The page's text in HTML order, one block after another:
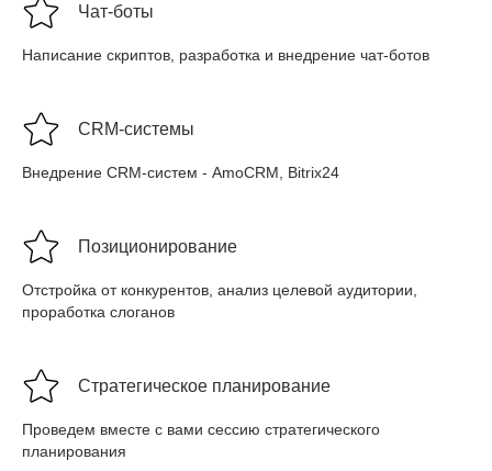
Чат-боты
Написание скриптов, разработка и внедрение чат-ботов
CRM-системы
Внедрение CRM-систем - AmoCRM, Bitrix24
Позиционирование
Отстройка от конкурентов, анализ целевой аудитории,
проработка слоганов
Стратегическое планирование
Проведем вместе с вами сессию стратегического
планирования